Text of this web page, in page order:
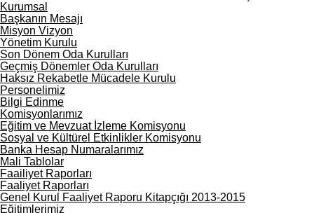
Kurumsal
Başkanın Mesajı
Misyon Vizyon
Yönetim Kurulu
Son Dönem Oda Kurulları
Geçmiş Dönemler Oda Kurulları
Haksız Rekabetle Mücadele Kurulu
Personelimiz
Bilgi Edinme
Komisyonlarımız
Eğitim ve Mevzuat İzleme Komisyonu
Sosyal ve Kültürel Etkinlikler Komisyonu
Banka Hesap Numaralarımız
Mali Tablolar
Faailiyet Raporları
Faaliyet Raporları
Genel Kurul Faaliyet Raporu Kitapçığı 2013-2015
Eğitimlerimiz